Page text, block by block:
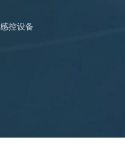
感控设备